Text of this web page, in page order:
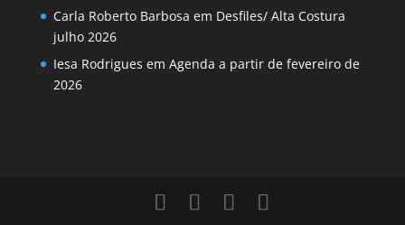
Carla Roberto Barbosa em Desfiles/ Alta Costura
julho 2026
Iesa Rodrigues em Agenda a partir de fevereiro de
2026